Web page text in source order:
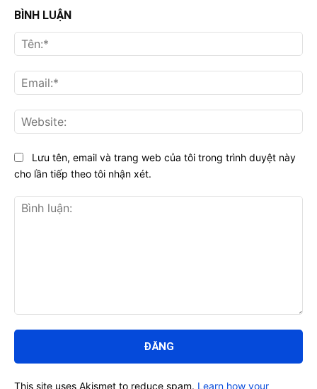
BÌNH LUẬN
luận:
Lưu tên, email và trang web của tôi trong trình duyệt này
cho lần tiếp theo tôi nhận xét.
This site uses Akismet to reduce spam. Learn how your